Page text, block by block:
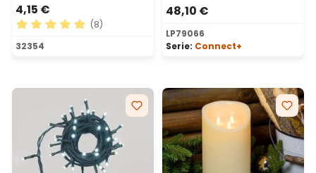
4,15 €
Durchschnittliche Bewertung von 4.88 von 5 Sternen
(8)
32354
48,10 €
LP79066
Serie: Connect+